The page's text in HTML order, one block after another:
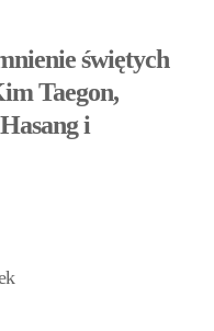
świętych
Taegon,
i